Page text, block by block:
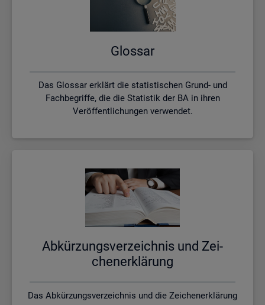
Glos­sar
Das Glossar erklärt die statistischen Grund- und
Fachbegriffe, die die Statistik der BA in ihren
Veröffentlichungen verwendet.
Ab­kür­zungs­ver­zeich­nis und Zei­
chen­er­klä­rung
Das Abkürzungsverzeichnis und die Zeichenerklärung